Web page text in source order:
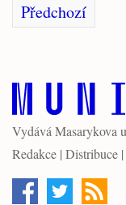
Předchozí
Vydává Masarykova
Redakce | Distribuce |